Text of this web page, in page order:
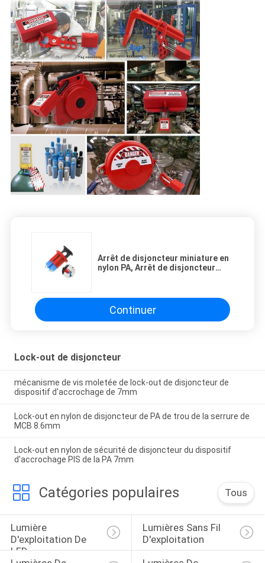
Arrêt de disjoncteur miniature en
nylon PA, Arrêt de disjoncteur
Continuer
Lock-out de disjoncteur
mécanisme de vis moletée de lock-out de disjoncteur de
dispositif d'accrochage de 7mm
Lock-out en nylon de disjoncteur de PA de trou de la serrure de
MCB 8.6mm
Lock-out en nylon de sécurité de disjoncteur du dispositif
d'accrochage PIS de la PA 7mm
Catégories populaires Tous
Lumière
D'exploitation De
LED
Lumières Sans Fil
D'exploitation